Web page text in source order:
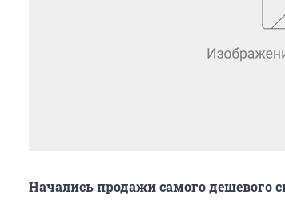
Начались продажи самого дешевого